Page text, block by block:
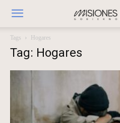
Tags Hogares
Tag: Hogares